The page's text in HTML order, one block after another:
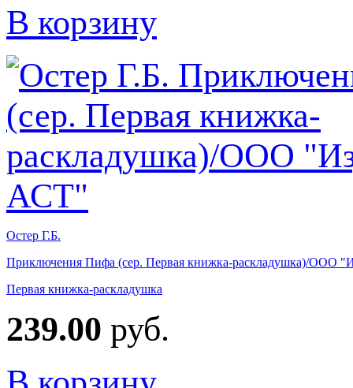
В корзину
Остер Г.Б.
Приключения Пифа (сер. Первая книжка-раскладушка)/ООО
Первая книжка-раскладушка
239.00 руб.